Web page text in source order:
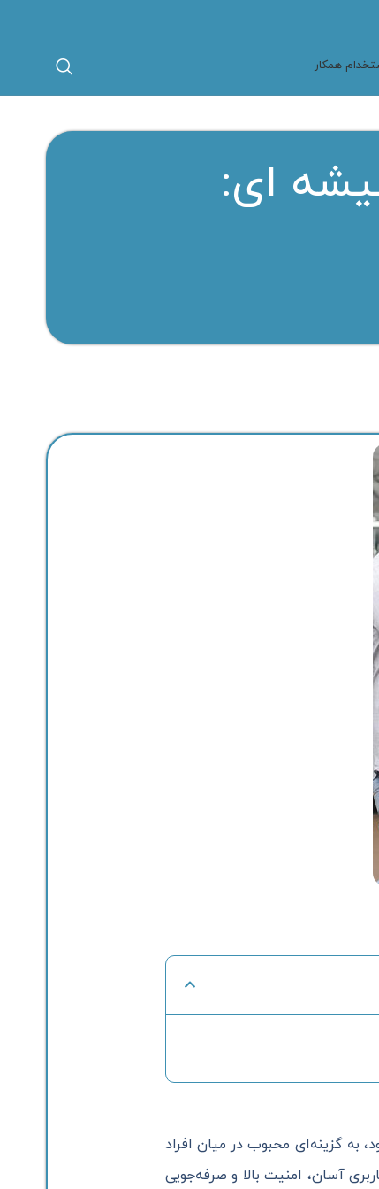
همکار
ای:
به گزینه‌ای محبوب در میان افراد
آسان، امنیت بالا و صرفه‌جویی